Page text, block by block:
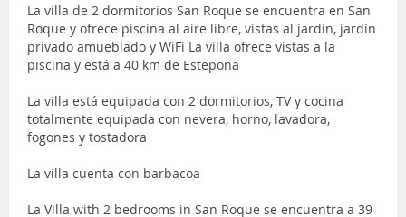
La villa de 2 dormitorios San Roque se encuentra en San
Roque y ofrece piscina al aire libre, vistas al jardín, jardín
privado amueblado y WiFi La villa ofrece vistas a la
piscina y está a 40 km de Estepona
La villa está equipada con 2 dormitorios, TV y cocina
totalmente equipada con nevera, horno, lavadora,
fogones y tostadora
La villa cuenta con barbacoa
La Villa with 2 bedrooms in San Roque se encuentra a 39